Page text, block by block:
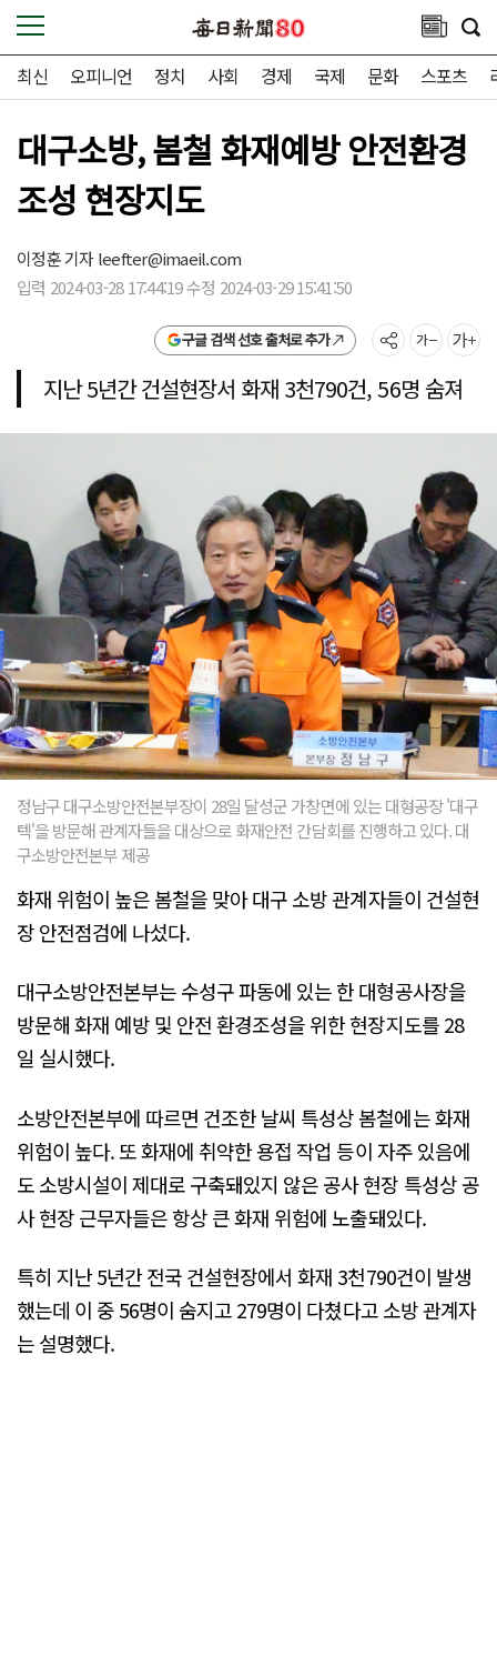
최신 오피니언 정치 사회 경제 국제 문화 스포츠
대구소방, 봄철 화재예방 안전환경
조성 현장지도
이정훈 기자leefter@imaeil.com
입력 2024-03-28 17:44:19 수정 2024-03-29 15:41:50
구글 검색 선호 출처로 추가
지난 5년간 건설현장서 화재 3천790건, 56명 숨져
정남구 대구소방안전본부장이 28일 달성군 가창면에 있는 대형공장 '대구
텍'을 방문해 관계자들을 대상으로 화재안전 간담회를 진행하고 있다. 대
구소방안전본부 제공
화재 위험이 높은 봄철을 맞아 대구 소방 관계자들이 건설현
장 안전점검에 나섰다.
대구소방안전본부는 수성구 파동에 있는 한 대형공사장을
방문해 화재 예방 및 안전 환경조성을 위한 현장지도를 28
일 실시했다.
소방안전본부에 따르면 건조한 날씨 특성상 봄철에는 화재
위험이 높다. 또 화재에 취약한 용접 작업 등이 자주 있음에
도 소방시설이 제대로 구축돼있지 않은 공사 현장 특성상 공
사 현장 근무자들은 항상 큰 화재 위험에 노출돼있다.
특히 지난 5년간 전국 건설현장에서 화재 3천790건이 발생
했는데 이 중 56명이 숨지고 279명이 다쳤다고 소방 관계자
는 설명했다.